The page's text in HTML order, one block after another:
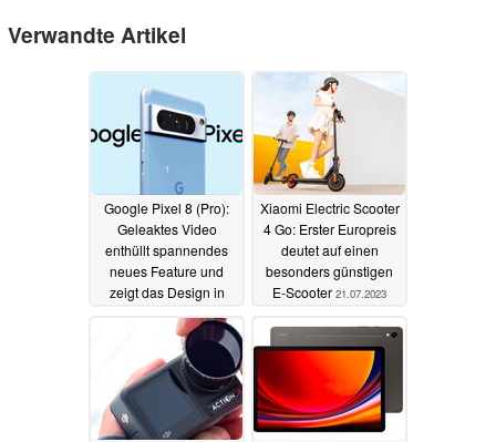
Verwandte Artikel
Google Pixel 8 (Pro):
Geleaktes Video
enthüllt spannendes
neues Feature und
zeigt das Design in
12.08.2023
Xiaomi Electric Scooter
4 Go: Erster Europreis
deutet auf einen
besonders günstigen
E-Scooter 21.07.2023